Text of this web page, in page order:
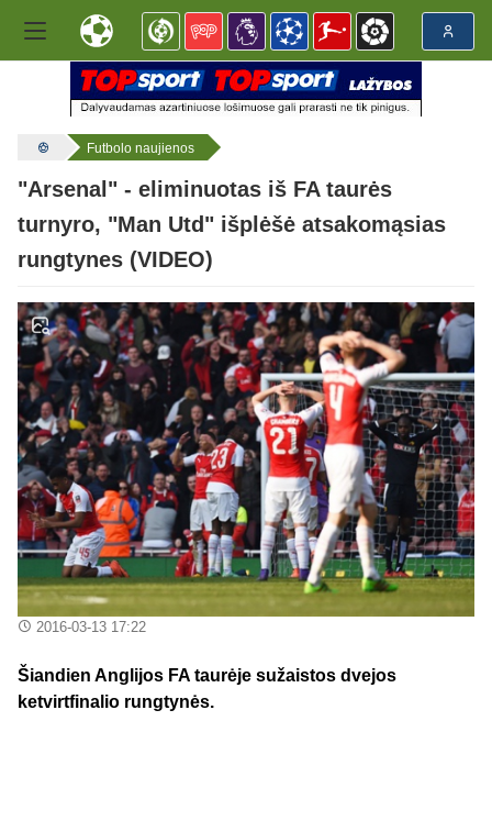
Futbolo naujienos
"Arsenal" - eliminuotas iš FA taurės
turnyro, "Man Utd" išplėšė atsakomąsias
rungtynes (VIDEO)
2016-03-13 17:22
Šiandien Anglijos FA taurėje sužaistos dvejos
ketvirtfinalio rungtynės.